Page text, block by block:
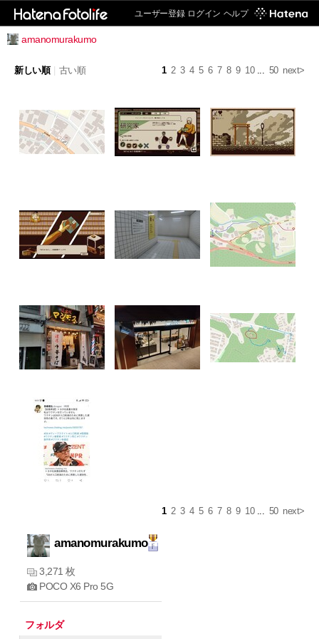
ユーザー登録 ログイン ヘルプ
amanomurakumo
1 2 3 4 5 6 7 8 9 10... 50 next>
新しい順 古い順
1 2 3 4 5 6 7 8 9 10... 50 next>
amanomurakumo
3,271 枚
POCO X6 Pro 5G
フォルダ